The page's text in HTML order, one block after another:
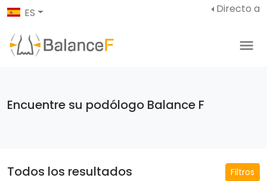
ES Directo a
Encuentre su podólogo Balance F
Todos los resultados Filtros